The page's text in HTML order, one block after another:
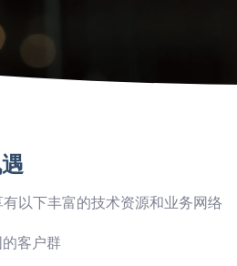
以下丰富的技术资源和业务网络
客户群